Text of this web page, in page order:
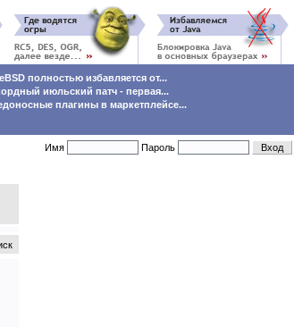
полностью избавляется от...
июльский патч - первая...
плагины в маркетплейсе...
Имя Пароль